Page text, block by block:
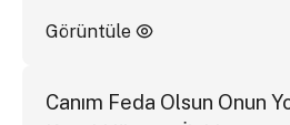
Görüntüle
Canım Feda Olsun Onun